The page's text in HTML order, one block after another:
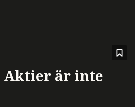
Aktier är inte